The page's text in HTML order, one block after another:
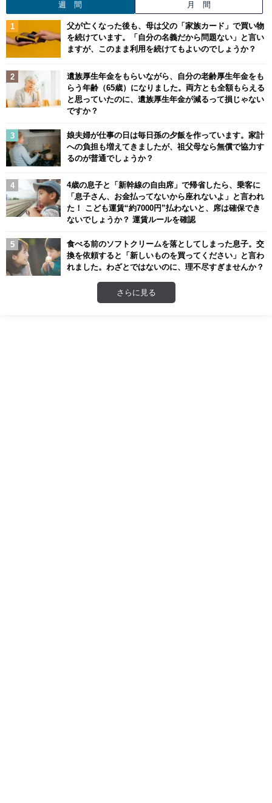
週 間 月 間
父が亡くなった後も、母は父の「家族カード」で買い物
を続けています。「自分の名義だから問題ない」と言い
ますが、このまま利用を続けてもよいのでしょうか？
遺族厚生年金をもらいながら、自分の老齢厚生年金をも
らう年齢（65歳）になりました。両方とも全額もらえる
と思っていたのに、遺族厚生年金が減るって損じゃない
ですか？
娘夫婦が仕事の日は毎日孫の夕飯を作っています。家計
への負担も増えてきましたが、祖父母なら無償で協力す
るのが普通でしょうか？
4歳の息子と「新幹線の自由席」で帰省したら、乗客に
「息子さん、お金払ってないから座れないよ」と言われ
た！ こども運賃“約7000円”払わないと、席は確保でき
ないでしょうか？ 運賃ルールを確認
食べる前のソフトクリームを落としてしまった息子。交
換を依頼すると「新しいものを買ってください」と言わ
れました。わざとではないのに、理不尽すぎませんか？
さらに見る